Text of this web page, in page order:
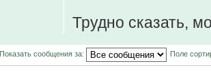
Трудно сказать,
Показать сообщения за: Поле